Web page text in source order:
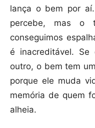
lança o bem por
percebe, mas o
conseguimos
é inacreditável.
outro, o bem tem
porque ele muda
memória de quem
alheia.